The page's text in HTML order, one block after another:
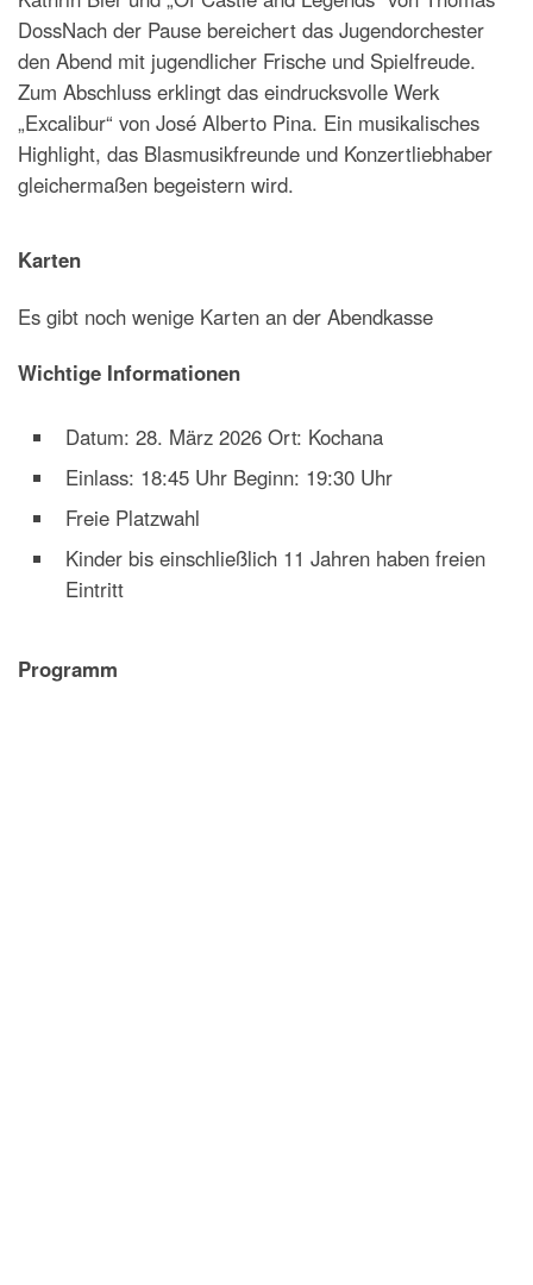
DossNach der Pause bereichert das Jugendorchester
den Abend mit jugendlicher Frische und Spielfreude.
Zum Abschluss erklingt das eindrucksvolle Werk
„Excalibur“ von José Alberto Pina. Ein musikalisches
Highlight, das Blasmusikfreunde und Konzertliebhaber
gleichermaßen begeistern wird.
Karten
Es gibt noch wenige Karten an der Abendkasse
Wichtige Informationen
Datum: 28. März 2026 Ort: Kochana
Einlass: 18:45 Uhr Beginn: 19:30 Uhr
Freie Platzwahl
Kinder bis einschließlich 11 Jahren haben freien
Eintritt
Programm